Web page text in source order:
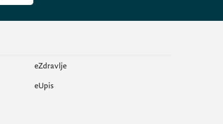
eZdravlje
еUpis